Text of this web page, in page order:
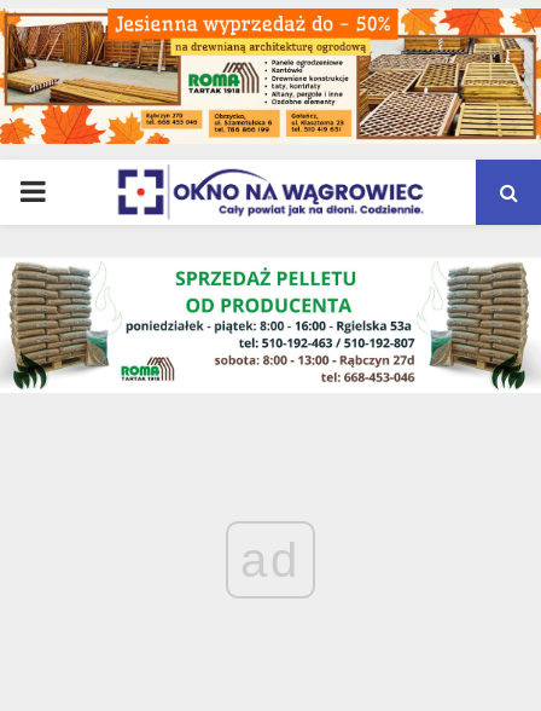
PRIMARY
MENU
ad